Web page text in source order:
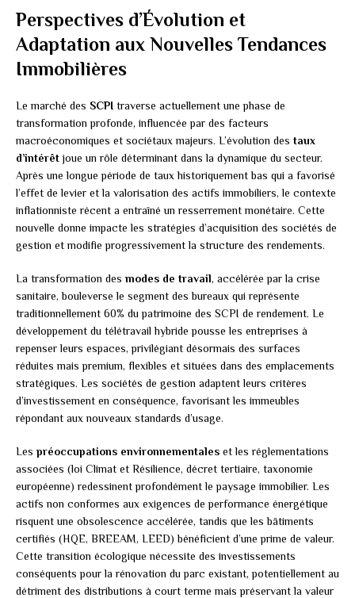
Perspectives d’Évolution et
Adaptation aux Nouvelles Tendances
Immobilières
Le marché des SCPI traverse actuellement une phase de
transformation profonde, influencée par des facteurs
macroéconomiques et sociétaux majeurs. L’évolution des taux
d’intérêt joue un rôle déterminant dans la dynamique du secteur.
Après une longue période de taux historiquement bas qui a favorisé
l’effet de levier et la valorisation des actifs immobiliers, le contexte
inflationniste récent a entraîné un resserrement monétaire. Cette
nouvelle donne impacte les stratégies d’acquisition des sociétés de
gestion et modifie progressivement la structure des rendements.
La transformation des modes de travail, accélérée par la crise
sanitaire, bouleverse le segment des bureaux qui représente
traditionnellement 60% du patrimoine des SCPI de rendement. Le
développement du télétravail hybride pousse les entreprises à
repenser leurs espaces, privilégiant désormais des surfaces
réduites mais premium, flexibles et situées dans des emplacements
stratégiques. Les sociétés de gestion adaptent leurs critères
d’investissement en conséquence, favorisant les immeubles
répondant aux nouveaux standards d’usage.
Les préoccupations environnementales et les réglementations
associées (loi Climat et Résilience, décret tertiaire, taxonomie
européenne) redessinent profondément le paysage immobilier. Les
actifs non conformes aux exigences de performance énergétique
risquent une obsolescence accélérée, tandis que les bâtiments
certifiés (HQE, BREEAM, LEED) bénéficient d’une prime de valeur.
Cette transition écologique nécessite des investissements
conséquents pour la rénovation du parc existant, potentiellement au
détriment des distributions à court terme mais préservant la valeur